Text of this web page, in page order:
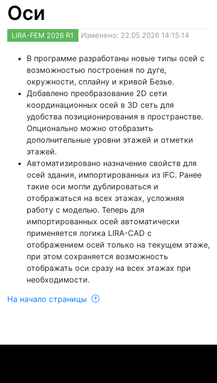
Оси
LIRA-FEM 2026 R1 Изменено: 22.05.2026 14:15:14
В программе разработаны новые типы осей с
возможностью построения по дуге,
окружности, сплайну и кривой Безье.
Добавлено преобразование 2D сети
координационных осей в 3D сеть для
удобства позиционирования в пространстве.
Опционально можно отобразить
дополнительные уровни этажей и отметки
этажей.
Автоматизировано назначение свойств для
осей здания, импортированных из IFC. Ранее
такие оси могли дублироваться и
отображаться на всех этажах, усложняя
работу с моделью. Теперь для
импортированных осей автоматически
применяется логика LIRA-CAD с
отображением осей только на текущем этаже,
при этом сохраняется возможность
отображать оси сразу на всех этажах при
необходимости.
На начало страницы